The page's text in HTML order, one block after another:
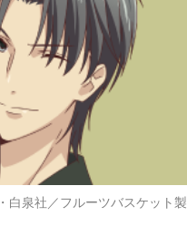
白泉社／フルーツバスケット製